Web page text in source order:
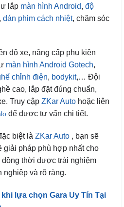
lắp màn hình Android, độ
, dán phim cách nhiệt, chăm sóc
độ xe, nâng cấp phụ kiện
màn hình Android Gotech,
chỉnh điện, bodykit,… Đội
cao, lắp đặt đúng chuẩn,
Truy cập ZKar Auto hoặc liên
để được tư vấn chi tiết.
biệt là ZKar Auto , bạn sẽ
giải pháp phù hợp nhất cho
thời được trải nghiệm
nghiệp và rõ ràng.
lựa chọn Gara Uy Tín Tại